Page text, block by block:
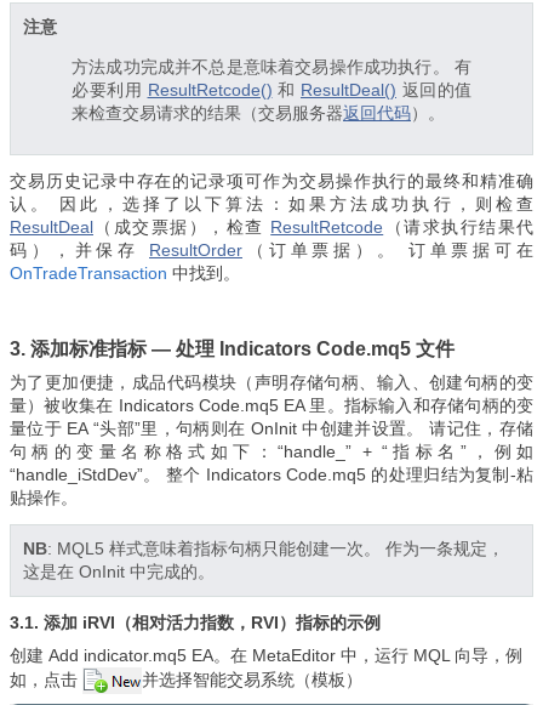
注意
方法成功完成并不总是意味着交易操作成功执行。 有
必要利用 ResultRetcode() 和 ResultDeal() 返回的值
来检查交易请求的结果（交易服务器返回代码）。
交易历史记录中存在的记录项可作为交易操作执行的最终和精准确
认。 因此，选择了以下算法：如果方法成功执行，则检查
ResultDeal （成交票据），检查 ResultRetcode （请求执行结果代
码），并保存 ResultOrder （订单票据）。 订单票据可在
OnTradeTransaction 中找到 。
3. 添加标准指标 — 处理 Indicators Code.mq5 文件
为了更加便捷，成品代码模块（声明存储句柄、输入、创建句柄的变
量）被收集在 Indicators Code.mq5EA 里。 指标输入和存储句柄的变
量位于 EA “头部”里，句柄则在 OnInit 中创建并设置。 请记住，存储
句柄的变量名称格式如下：“handle_” + “指标名”，例如
“handle_iStdDev”。 整个 Indicators Code.mq5 的处理归结为复制-粘
贴操作。
NB: MQL5 样式意味着指标句柄只能创建一次。 作为一条规定，
这是在 OnInit 中完成的。
3.1. 添加 iRVI（相对活力指数，RVI）指标的示例
创建 Add indicator.mq5 EA。 在 MetaEditor 中，运行 MQL 向导，例
如，点击
并选择智能交易系统（模板）